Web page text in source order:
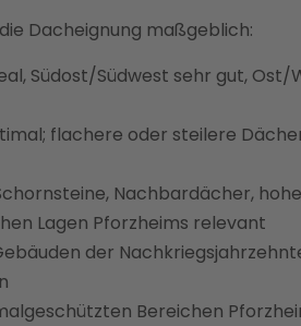
Dacheignung maßgeblich:
Südost/Südwest sehr gut, Ost/
flachere oder steilere
Nachbardächer,
Lagen Pforzheims relevant
der
Bereichen